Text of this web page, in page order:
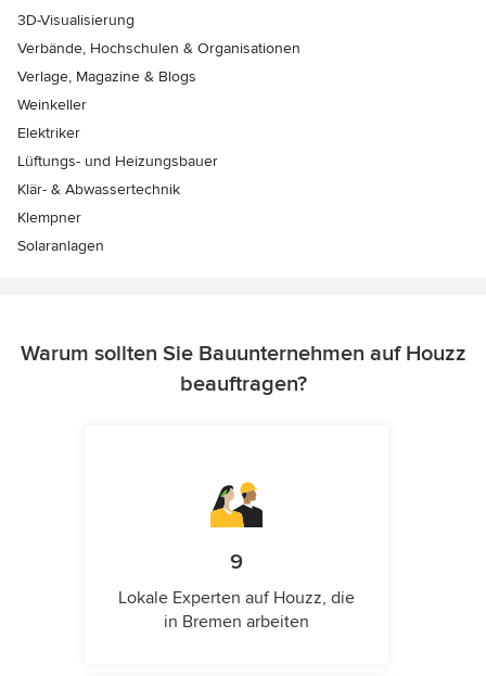
3D-Visualisierung
Verbände, Hochschulen & Organisationen
Verlage, Magazine & Blogs
Weinkeller
Elektriker
Lüftungs- und Heizungsbauer
Klär- & Abwassertechnik
Klempner
Solaranlagen
Warum sollten Sie Bauunternehmen auf Houzz
beauftragen?
9
Lokale Experten auf Houzz, die
in Bremen arbeiten